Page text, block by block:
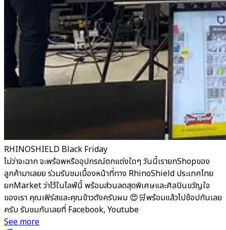
RHINOSHIELD Black Friday
ไม่ว่าจะฉาก จะพร้อพหรืออุปกรณ์ตกแต่งใดๆ วันนี้เรายกShopของ
ลูกค้ามาเลยย ร่วมรับชมเบื้องหน้าที่ทาง RhinoShield ประเทศไทย
ยกMarket ว่าไว้ในไลฟ์นี้ พร้อมส่วนลดสุดพิเศษและศิลปินขวัญใจ
ของเรา คุณเฟิร์สและคุณข้าวตังครับผม 😍🛒พร้อมแล้วไปช้อปกันเลย
ครับ รับชมกันเลยที่ Facebook, Youtube
See more